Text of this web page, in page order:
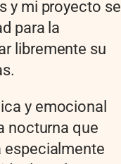
y mi proyecto se
para la
libremente su
y emocional
nocturna que